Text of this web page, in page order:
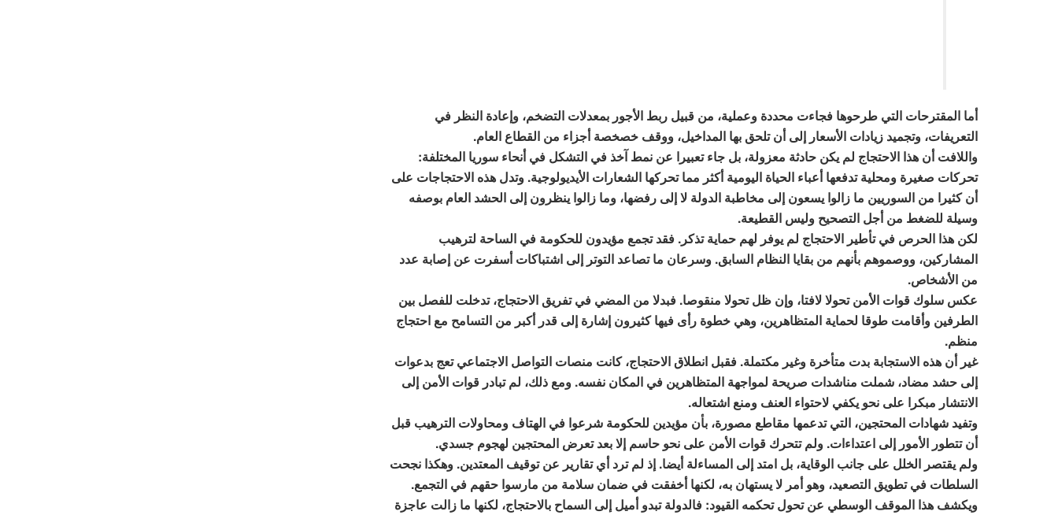
أما المقترحات التي طرحوها فجاءت محددة وعملية، من قبيل ربط الأجور بمعدلات التضخم، وإعادة النظر في
التعريفات، وتجميد زيادات الأسعار إلى أن تلحق بها المداخيل، ووقف خصخصة أجزاء من القطاع العام.
واللافت أن هذا الاحتجاج لم يكن حادثة معزولة، بل جاء تعبيرا عن نمط آخذ في التشكل في أنحاء سوريا المختلفة:
تحركات صغيرة ومحلية تدفعها أعباء الحياة اليومية أكثر مما تحركها الشعارات الأيديولوجية. وتدل هذه الاحتجاجات على
أن كثيرا من السوريين ما زالوا يسعون إلى مخاطبة الدولة لا إلى رفضها، وما زالوا ينظرون إلى الحشد العام بوصفه
وسيلة للضغط من أجل التصحيح وليس القطيعة.
لكن هذا الحرص في تأطير الاحتجاج لم يوفر لهم حماية تذكر. فقد تجمع مؤيدون للحكومة في الساحة لترهيب
المشاركين، ووصموهم بأنهم من بقايا النظام السابق. وسرعان ما تصاعد التوتر إلى اشتباكات أسفرت عن إصابة عدد
من الأشخاص.
عكس سلوك قوات الأمن تحولا لافتا، وإن ظل تحولا منقوصا. فبدلا من المضي في تفريق الاحتجاج، تدخلت للفصل بين
الطرفين وأقامت طوقا لحماية المتظاهرين، وهي خطوة رأى فيها كثيرون إشارة إلى قدر أكبر من التسامح مع احتجاج
منظم.
غير أن هذه الاستجابة بدت متأخرة وغير مكتملة. فقبل انطلاق الاحتجاج، كانت منصات التواصل الاجتماعي تعج بدعوات
إلى حشد مضاد، شملت مناشدات صريحة لمواجهة المتظاهرين في المكان نفسه. ومع ذلك، لم تبادر قوات الأمن إلى
الانتشار مبكرا على نحو يكفي لاحتواء العنف ومنع اشتعاله.
وتفيد شهادات المحتجين، التي تدعمها مقاطع مصورة، بأن مؤيدين للحكومة شرعوا في الهتاف ومحاولات الترهيب قبل
أن تتطور الأمور إلى اعتداءات. ولم تتحرك قوات الأمن على نحو حاسم إلا بعد تعرض المحتجين لهجوم جسدي.
ولم يقتصر الخلل على جانب الوقاية، بل امتد إلى المساءلة أيضا. إذ لم ترد أي تقارير عن توقيف المعتدين. وهكذا نجحت
السلطات في تطويق التصعيد، وهو أمر لا يستهان به، لكنها أخفقت في ضمان سلامة من مارسوا حقهم في التجمع.
ويكشف هذا الموقف الوسطي عن تحول تحكمه القيود: فالدولة تبدو أميل إلى السماح بالاحتجاج، لكنها ما زالت عاجزة